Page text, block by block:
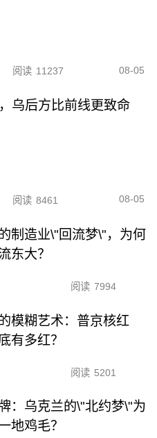
阅读 11237 08-05
乌后方比前线更致命
阅读 8461 08-05
制造业\"回流梦\"，为何
东大？
阅读 7994
模糊艺术：普京核红
有多红？
阅读 5201
：乌克兰的\"北约梦\"为
地鸡毛？